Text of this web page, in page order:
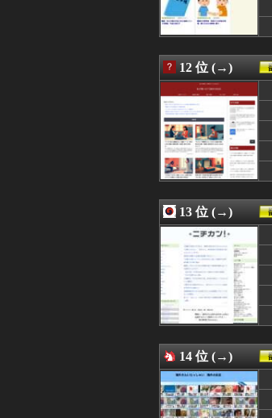
08/07 18:00
08/07 18:00
08/07 17:40
08/07 17:20
08/07 17:01
08/07 17:00
08/07 17:00
08/07 16:47
08/07 16:45
08/07 16:14
08/07 16:11
08/07 16:05
08/07 15:41
08/07 15:35
08/07 15:31
08/07 15:15
08/07 15:00
08/07 14:51
08/07 14:44
08/07 14:30
08/07 14:11
08/07 14:05
08/07 13:37
08/07 13:22
08/07 13:14
08/07 13:00
08/07 12:52
12 位 (→)
13 位 (→)
14 位 (→)